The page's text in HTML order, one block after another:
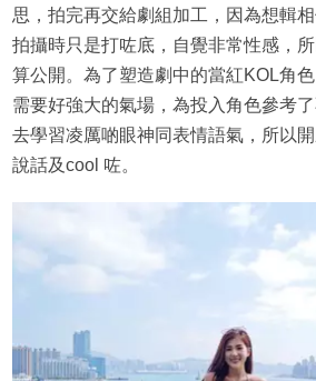
思，拍完再交給劇組加工，因為想輯
拍攝時只是打咗底，自覺非常性感，
算公開。為了塑造劇中的當紅KOL角
需要好強大的氣場，為投入角色參考
去學習凌厲啲眼神同表情語氣，所以
說話及cool 咗。